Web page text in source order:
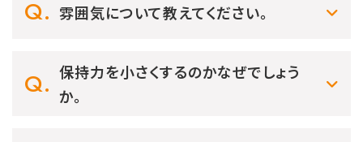
雰囲気について教えてください。
保持力を小さくするのかなぜでしょう
か。